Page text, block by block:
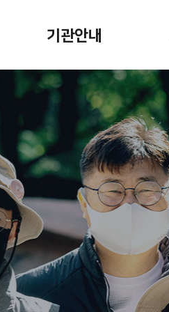
기관안내
메이크어위시
인사말
연혁/조직
홍보대사
사업보고
메이크어위시 뉴스
인재채용